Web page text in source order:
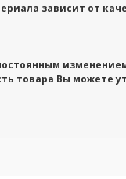
зависит от
товара Вы можете